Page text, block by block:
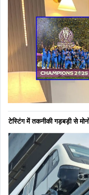
टेस्टिंग में तकनीकी गड़बड़ी से